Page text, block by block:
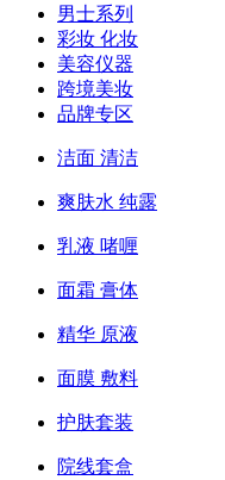
男士系列
彩妆 化妆
美容仪器
跨境美妆
品牌专区
洁面 清洁
爽肤水 纯露
乳液 啫喱
面霜 膏体
精华 原液
面膜 敷料
护肤套装
院线套盒